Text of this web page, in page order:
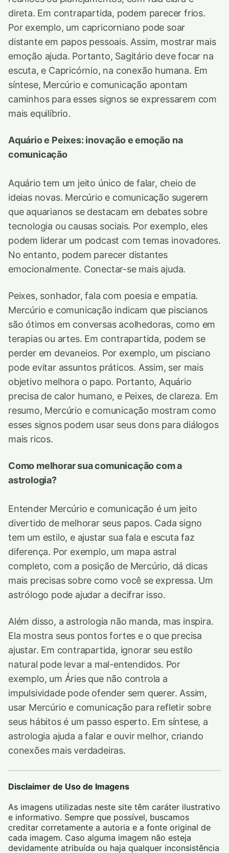
direta. Em contrapartida, podem parecer frios.
Por exemplo, um capricorniano pode soar
distante em papos pessoais. Assim, mostrar mais
emoção ajuda. Portanto, Sagitário deve focar na
escuta, e Capricórnio, na conexão humana. Em
síntese, Mercúrio e comunicação apontam
caminhos para esses signos se expressarem com
mais equilíbrio.
Aquário e Peixes: inovação e emoção na
comunicação
Aquário tem um jeito único de falar, cheio de
ideias novas. Mercúrio e comunicação sugerem
que aquarianos se destacam em debates sobre
tecnologia ou causas sociais. Por exemplo, eles
podem liderar um podcast com temas inovadores.
No entanto, podem parecer distantes
emocionalmente. Conectar-se mais ajuda.
Peixes, sonhador, fala com poesia e empatia.
Mercúrio e comunicação indicam que piscianos
são ótimos em conversas acolhedoras, como em
terapias ou artes. Em contrapartida, podem se
perder em devaneios. Por exemplo, um pisciano
pode evitar assuntos práticos. Assim, ser mais
objetivo melhora o papo. Portanto, Aquário
precisa de calor humano, e Peixes, de clareza. Em
resumo, Mercúrio e comunicação mostram como
esses signos podem usar seus dons para diálogos
mais ricos.
Como melhorar sua comunicação com a
astrologia?
Entender Mercúrio e comunicação é um jeito
divertido de melhorar seus papos. Cada signo
tem um estilo, e ajustar sua fala e escuta faz
diferença. Por exemplo, um mapa astral
completo, com a posição de Mercúrio, dá dicas
mais precisas sobre como você se expressa. Um
astrólogo pode ajudar a decifrar isso.
Além disso, a astrologia não manda, mas inspira.
Ela mostra seus pontos fortes e o que precisa
ajustar. Em contrapartida, ignorar seu estilo
natural pode levar a mal-entendidos. Por
exemplo, um Áries que não controla a
impulsividade pode ofender sem querer. Assim,
usar Mercúrio e comunicação para refletir sobre
seus hábitos é um passo esperto. Em síntese, a
astrologia ajuda a falar e ouvir melhor, criando
conexões mais verdadeiras.
Disclaimer de Uso de Imagens
As imagens utilizadas neste site têm caráter ilustrativo
e informativo. Sempre que possível, buscamos
creditar corretamente a autoria e a fonte original de
cada imagem. Caso alguma imagem não esteja
devidamente atribuída ou haja qualquer inconsistência